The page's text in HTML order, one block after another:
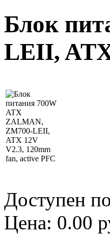
Блок
LEII,
Доступен
Цена: 0.00